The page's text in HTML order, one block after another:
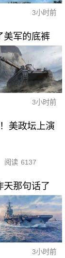
3小时前
美军的底裤
3小时前
美政坛上演
阅读 6137
天那句话了
3小时前